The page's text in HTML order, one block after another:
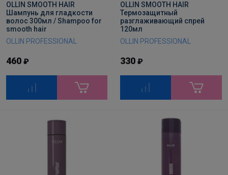
OLLIN SMOOTH HAIR
Шампунь для гладкости
волос 300мл / Shampoo for
smooth hair
OLLIN PROFESSIONAL
460 ₽
OLLIN SMOOTH HAIR
Термозащитный
разглаживающий спрей
120мл
OLLIN PROFESSIONAL
330 ₽